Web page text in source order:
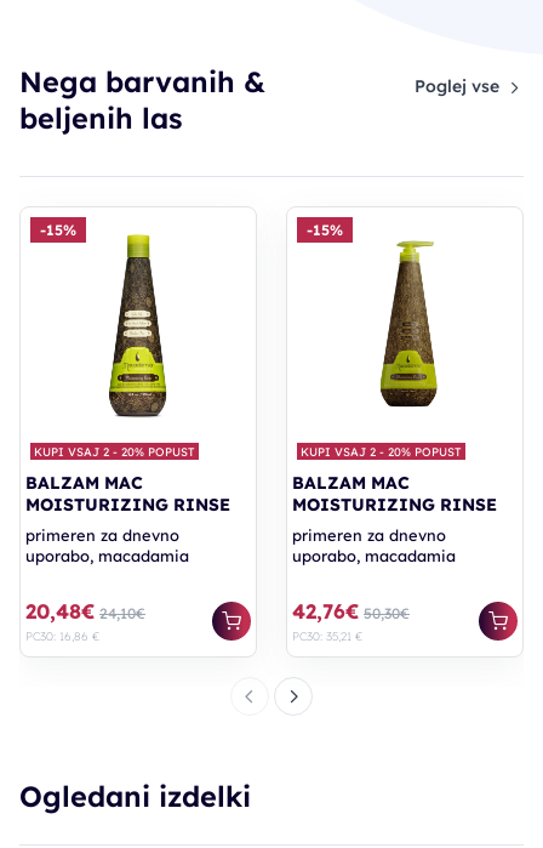
Nega barvanih &
beljenih las
Poglej vse
KUPI VSAJ 2 - 20% POPUST
-15%
BALZAM MAC
MOISTURIZING RINSE
primeren za dnevno
uporabo, macadamia
20,48€ 24,10€
PC30: 16,86 €
KUPI VSAJ 2 - 20% POPUST
-15%
BALZAM MAC
MOISTURIZING RINSE
primeren za dnevno
uporabo, macadamia
42,76€ 50,30€
PC30: 35,21 €
Ogledani izdelki